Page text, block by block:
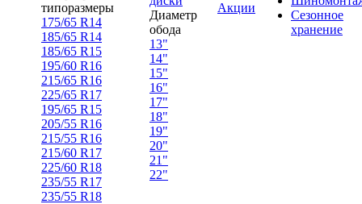
типоразмеры
175/65 R14
185/65 R14
185/65 R15
195/60 R16
215/65 R16
225/65 R17
195/65 R15
205/55 R16
215/55 R16
215/60 R17
225/60 R18
235/55 R17
235/55 R18
Диаметр
обода
13"
14"
15"
16"
17"
18"
19"
20"
21"
22"
Акции
Сезонное
хранение